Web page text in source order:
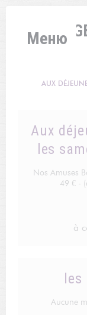
Меню
Aux
les
Nos Amuses
49 € -
à
Aucune
AUX